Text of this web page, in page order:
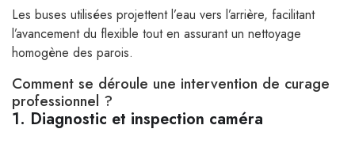
Les buses utilisées projettent l’eau vers l’arrière, facilitant
l’avancement du flexible tout en assurant un nettoyage
homogène des parois.
Comment se déroule une intervention de curage
professionnel ?
1. Diagnostic et inspection caméra